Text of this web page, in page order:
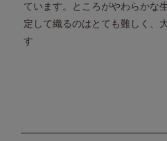
ています。
ところがやわらかな
定して織るのはとても難しく、
す